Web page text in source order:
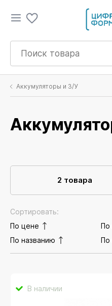
Аккумуляторы и З/У
2 товара
Сортировать:
По цене
По
По названию
По
В наличии